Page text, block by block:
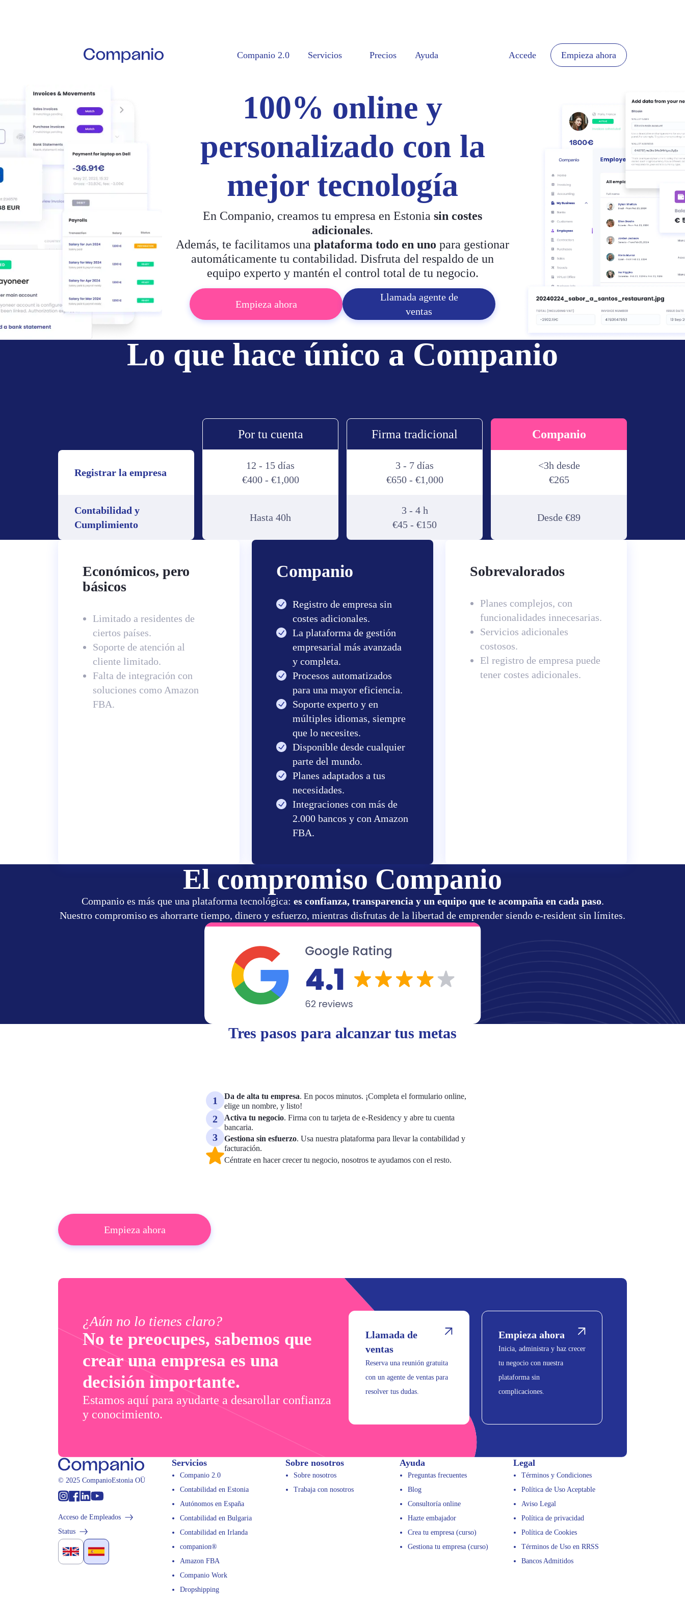
Companio 2.0 Servicios Precios Ayuda Accede Empieza ahora
100% online y
personalizado con la
mejor tecnología
En Companio, creamos tu empresa en Estonia sin costes
adicionales.
Además, te facilitamos una plataforma todo en uno para gestionar
automáticamente tu contabilidad. Disfruta del respaldo de un
equipo experto y mantén el control total de tu negocio.
Empieza ahora
Llamada agente de
ventas
Lo que hace único a Companio
Por tu cuenta Firma tradicional Companio
Registrar la empresa
12 - 15 días
€400 - €1,000
3 - 7 días
€650 - €1,000
<3h desde
€265
Contabilidad y
Cumplimiento
Hasta 40h
3 - 4 h
€45 - €150
Desde €89
Económicos, pero
básicos
Limitado a residentes de
ciertos países.
Soporte de atención al
cliente limitado.
Falta de integración con
soluciones como Amazon
FBA.
Companio
Registro de empresa sin
costes adicionales.
La plataforma de gestión
empresarial más avanzada
y completa.
Procesos automatizados
para una mayor eficiencia.
Soporte experto y en
múltiples idiomas, siempre
que lo necesites.
Disponible desde cualquier
parte del mundo.
Planes adaptados a tus
necesidades.
Integraciones con más de
2.000 bancos y con Amazon
FBA.
Sobrevalorados
Planes complejos, con
funcionalidades innecesarias.
Servicios adicionales
costosos.
El registro de empresa puede
tener costes adicionales.
El compromiso Companio
Companio es más que una plataforma tecnológica: es confianza, transparencia y un equipo que te acompaña en cada paso.
Nuestro compromiso es ahorrarte tiempo, dinero y esfuerzo, mientras disfrutas de la libertad de emprender siendo e-resident sin límites.
Tres pasos para alcanzar tus metas
1
2
3
Da de alta tu empresa. En pocos minutos. ¡Completa el formulario online,
elige un nombre, y listo!
Activa tu negocio. Firma con tu tarjeta de e-Residency y abre tu cuenta
bancaria.
Gestiona sin esfuerzo. Usa nuestra plataforma para llevar la contabilidad y
facturación.
Céntrate en hacer crecer tu negocio, nosotros te ayudamos con el resto.
Empieza ahora
¿Aún no lo tienes claro?
No te preocupes, sabemos que
crear una empresa es una
decisión importante.
Estamos aquí para ayudarte a desarollar confianza
y conocimiento.
Llamada de
ventas
Reserva una reunión gratuita
con un agente de ventas para
resolver tus dudas.
Empieza ahora
Inicia, administra y haz crecer
tu negocio con nuestra
plataforma sin
complicaciones.
© 2025 CompanioEstonia OÜ
Instagram
Facebook
Linkedin
Youtube
Acceso de Empleados
Status
English
flag
Spanish
flag
Servicios
Companio 2.0
Contabilidad en Estonia
Autónomos en España
Contabilidad en Bulgaria
Contabilidad en Irlanda
companion®
Amazon FBA
Companio Work
Dropshipping
Sobre nosotros
Sobre nosotros
Trabaja con nosotros
Ayuda
Preguntas frecuentes
Blog
Consultoría online
Hazte embajador
Crea tu empresa (curso)
Gestiona tu empresa (curso)
Legal
Términos y Condiciones
Política de Uso Aceptable
Aviso Legal
Política de privacidad
Política de Cookies
Términos de Uso en RRSS
Bancos Admitidos